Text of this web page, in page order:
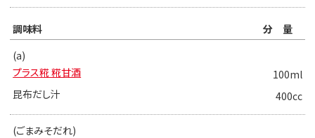
調味料
分量
(a)
プラス糀 糀甘酒
100ml
昆布だし汁
400cc
(ごまみそだれ)